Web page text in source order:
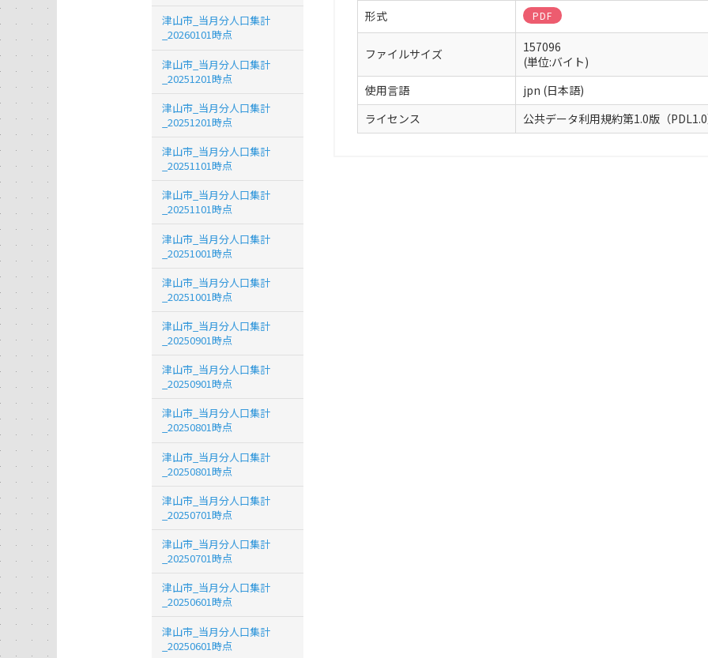
形式
PDF
ファイルサイズ
157096
(単位:バイト)
使用言語
jpn (日本語)
ライセンス
公共データ利用規約第1.0版（
津山市_当月分人口集計
_20260101時点
津山市_当月分人口集計
_20251201時点
津山市_当月分人口集計
_20251201時点
津山市_当月分人口集計
_20251101時点
津山市_当月分人口集計
_20251101時点
津山市_当月分人口集計
_20251001時点
津山市_当月分人口集計
_20251001時点
津山市_当月分人口集計
_20250901時点
津山市_当月分人口集計
_20250901時点
津山市_当月分人口集計
_20250801時点
津山市_当月分人口集計
_20250801時点
津山市_当月分人口集計
_20250701時点
津山市_当月分人口集計
_20250701時点
津山市_当月分人口集計
_20250601時点
津山市_当月分人口集計
_20250601時点